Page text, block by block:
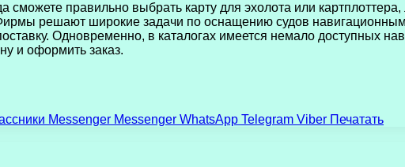
сможете правильно выбрать карту для эхолота или
решают широкие задачи по оснащению судов
Одновременно, в каталогах имеется немало доступных
и оформить заказ.
Messenger Messenger WhatsApp Telegram Viber Печатать